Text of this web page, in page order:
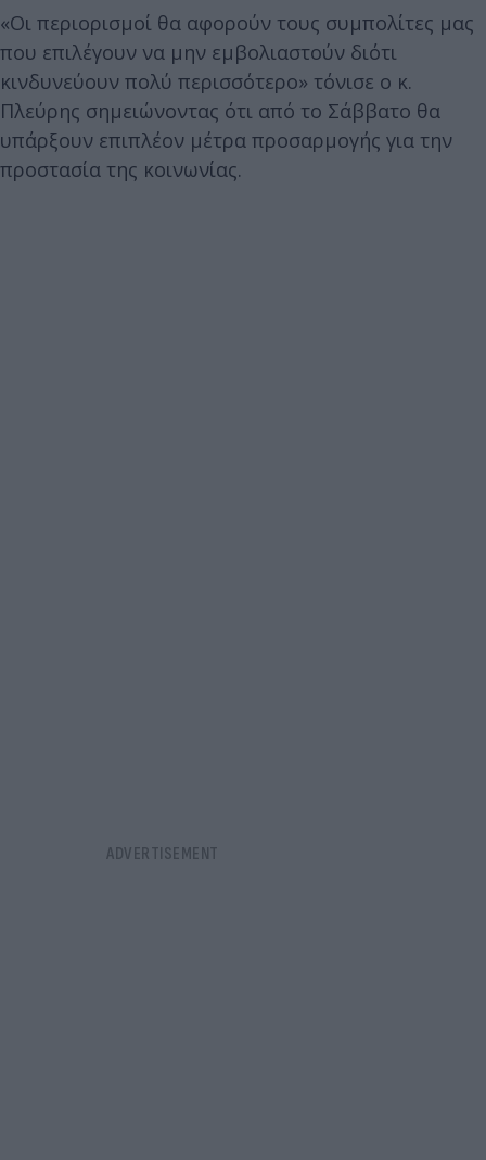
«Οι περιορισμοί θα αφορούν τους συμπολίτες μας
που επιλέγουν να μην εμβολιαστούν διότι
κινδυνεύουν πολύ περισσότερο» τόνισε ο κ.
Πλεύρης σημειώνοντας ότι από το Σάββατο θα
υπάρξουν επιπλέον μέτρα προσαρμογής για την
προστασία της κοινωνίας.